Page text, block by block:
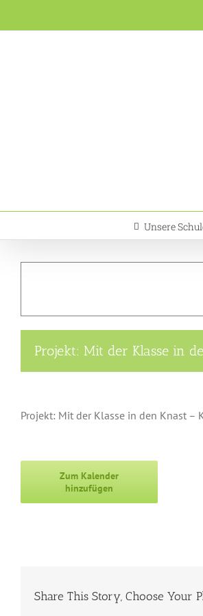
Inhalt
Unsere
Projekt: Mit der Klasse in
Projekt: Mit der Klasse in den Knast –
Zum Kalender
hinzufügen
Share This Story, Choose Your